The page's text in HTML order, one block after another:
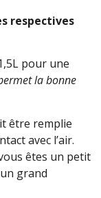
respectives
pour une
la bonne
être remplie
avec l’air.
êtes un petit
grand